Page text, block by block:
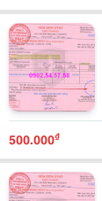
500.000₫